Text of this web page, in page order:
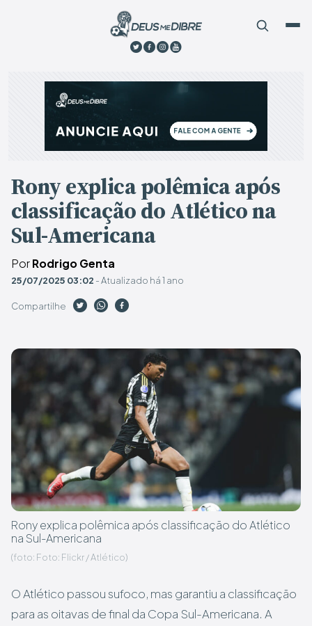
Rony explica polêmica após
classificação do Atlético na
Sul-Americana
PorRodrigo Genta
25/07/2025 03:02 - Atualizado há 1 ano
Compartilhe
Rony explica polêmica após classificação do Atlético
na Sul-Americana
(foto: Foto: Flickr / Atlético)
O Atlético passou sufoco, mas garantiu a classificação
para as oitavas de final da Copa Sul-Americana. A